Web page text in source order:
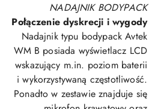
NADAJNIK BODYPACK
Połączenie dyskrecji i wygody
Nadajnik typu bodypack Avtek
WM B posiada wyświetlacz LCD
wskazujący m.in. poziom baterii
i wykorzystywaną częstotliwość.
Ponadto w zestawie znajduje się